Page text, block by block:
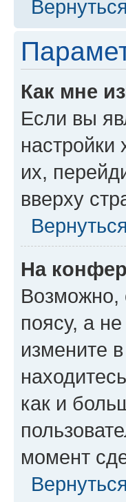
Как мне
Если вы
их,
вверху
На
Возможно,
поясу, а
измените
как и
момент